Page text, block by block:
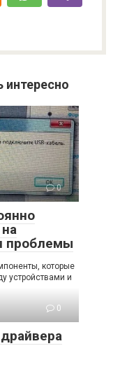
0
проблемы
которые
устройствами и
0